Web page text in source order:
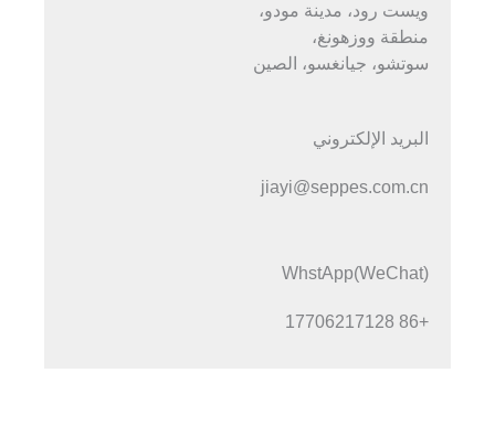
ويست رود، مدينة مودو،
منطقة ووزهونغ،
سوتشو، جيانغسو، الصين
البريد الإلكتروني
jiayi@seppes.com.cn
WhstApp(WeChat)